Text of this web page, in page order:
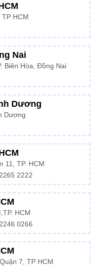
HCM
Nai
Biên Hòa, Đồng Nai
Dương
Dương
11, TP. HCM
2222
HCM
0266
7, TP HCM